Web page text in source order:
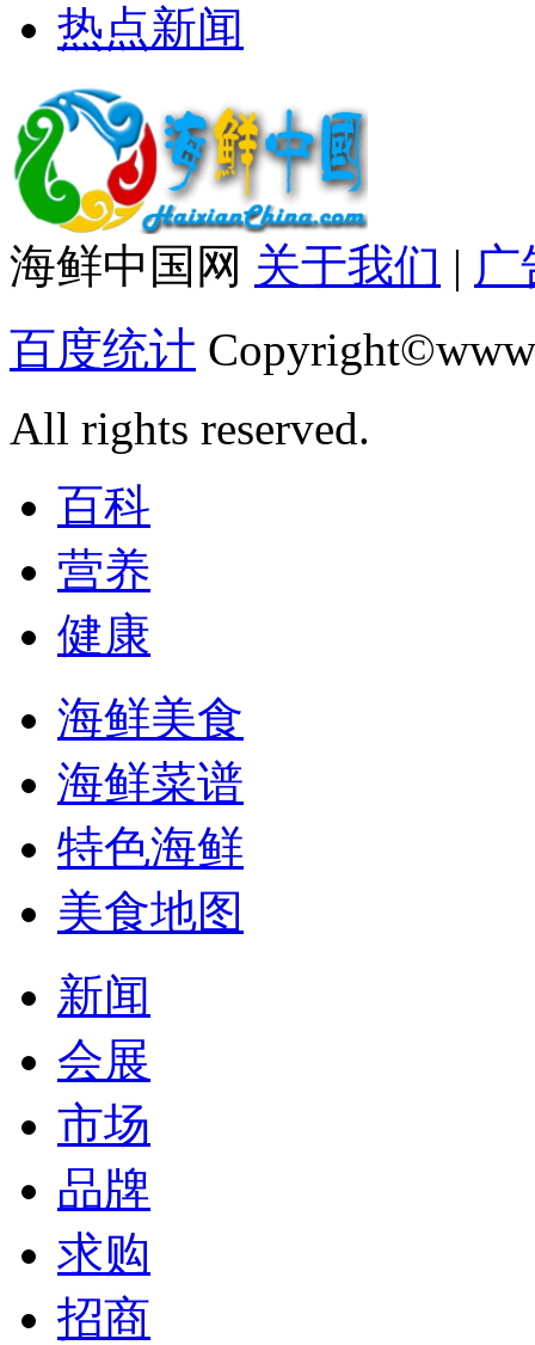
热点新闻
海鲜中国网 关于我们 | 广
百度统计
All rights reserved.
百科
营养
健康
海鲜美食
海鲜菜谱
特色海鲜
美食地图
新闻
会展
市场
品牌
求购
招商